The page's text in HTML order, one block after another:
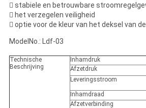
 stabiele en betrouwbare
 het verzegelen veiligheid
 optie voor de kleur van het deksel van
ModelNo.: Ldf-03
Technische
Beschrijving
Inhamdruk
Afzetdruk
Leveringsstroom
Inhamdraad
Afzetverbinding